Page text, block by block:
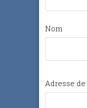
Nom
Adresse